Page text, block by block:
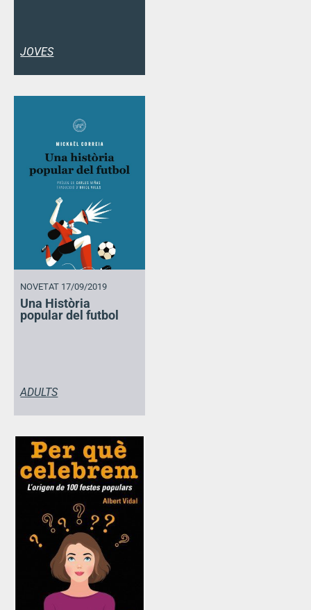
JOVES
NOVETAT 17/09/2019
Una Història
popular del futbol
ADULTS